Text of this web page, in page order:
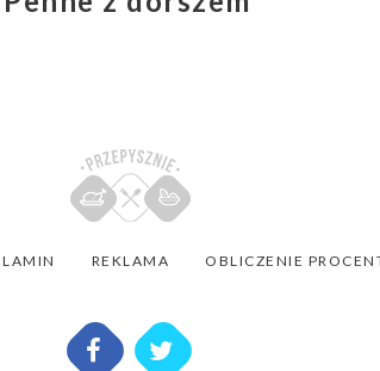
REKLAMA OBLICZENIE